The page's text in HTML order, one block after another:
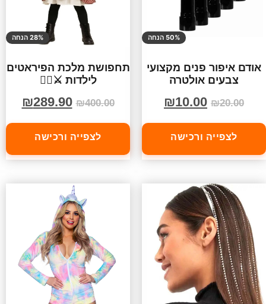
50% הנחה
אודם איפור פנים מקצועי
צבעים אולטרה
₪20.00
₪10.00
לצפייה ורכישה
28% הנחה
תחפושת מלכת הפיראטים
לילדות ⚔️🏴‍☠️
₪400.00
₪289.90
לצפייה ורכישה